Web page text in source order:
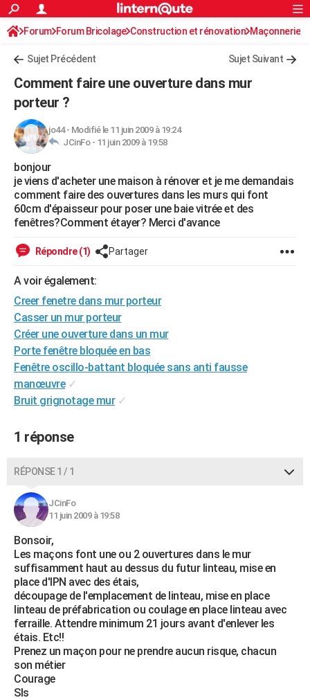
ACTUALITÉS
Politique
Société
Faits Divers
Education
Monde
Villes
+
Programme TV
Streaming
Sorties cinéma
Musique
FINANCE
Retraite
Impôts
Epargne
Immobilier
Risques naturels par ville
Banque
Assurance
Crédit
AUTO
Essais
Réserver un essai
Citadines
Berlines
SUV
Forum auto
HIGH-TECH
Mobiles
Meilleur smartphone
Internet
Ordinateurs
Jeux vidéo
Guide high-tech
+
BRICOLAGE
Forum
Aménagement intérieur
Extérieur
Cuisine
Salle de bains
Jardinage
Rangement
WEEK-END
LIFESTYLE
Alimentation
Guide de la santé
Maladies
Médicaments
Sommeil
VOYAGE
Destinations
City break
Voyage nature
Voyage de noces
Forum
Climat
+PHOTO
GUIDES D'ACHAT
BONS PLANS
Carte de Noël
Carte Bonne année
Carte Saint-Valentin
Carte Pâques
Carte d'anniversaire
DICTIONNAIRE
Dictionnaire
Biographies
Citations
Expressions
Proverbes
PROGRAMME TV
COPAINS D'AVANT
S'inscrire
Se connecter
Lycées
Collèges
Primaires
Universités
Entreprises
Service militaire
Avis de recherche
AVIS DE DÉCÈS
FORUM
Bricolage
Lifestyle
Culture
SportAuto
Television
Voyage
Cinema
Rechercher
S'inscrire
Connexion
Forum Forum Bricolage Construction et rénovation Maçonnerie
Sujet Précédent Sujet Suivant
Comment faire une ouverture dans mur
porteur ?
jo44- Modifié le 11 juin 2009 à 19:24
JCinFo - 11 juin 2009 à 19:58
bonjour
je viens d'acheter une maison à rénover et je me demandais
comment faire des ouvertures dans les murs qui font
60cm d'épaisseur pour poser une baie vitrée et des
fenêtres?Comment étayer? Merci d'avance
Répondre (1) Partager
A voir également:
Creer fenetre dans mur porteur
Casser un mur porteur
Créer une ouverture dans un mur
Porte fenêtre bloquée en bas
Fenêtre oscillo-battant bloquée sans anti fausse
manœuvre ✓
Bruit grignotage mur ✓
1 réponse
RÉPONSE 1 / 1
JCinFo
11 juin 2009 à 19:58
Bonsoir,
Les maçons font une ou 2 ouvertures dans le mur
suffisamment haut au dessus du futur linteau, mise en
place d'IPN avec des étais,
découpage de l'emplacement de linteau, mise en place
linteau de préfabrication ou coulage en place linteau avec
ferraille. Attendre minimum 21 jours avant d'enlever les
étais. Etc!!
Prenez un maçon pour ne prendre aucun risque, chacun
son métier
Courage
Sls